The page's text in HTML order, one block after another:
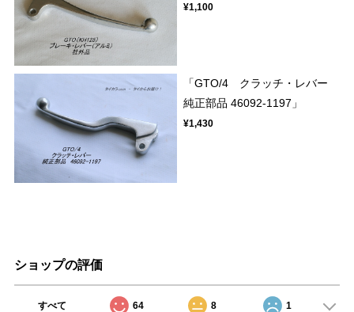
¥1,100
「GTO/4 クラッチ・レバー
純正部品 46092-1197」
¥1,430
ショップの評価
すべて 64 8 1